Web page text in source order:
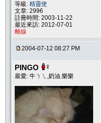
等級: 精靈使
文章: 2996
註冊時間: 2003-11-22
最近來訪: 2012-07-01
離線
2004-07-12 08:27 PM
PINGO
最愛: 牛ㄋㄟ,奶油.樂樂